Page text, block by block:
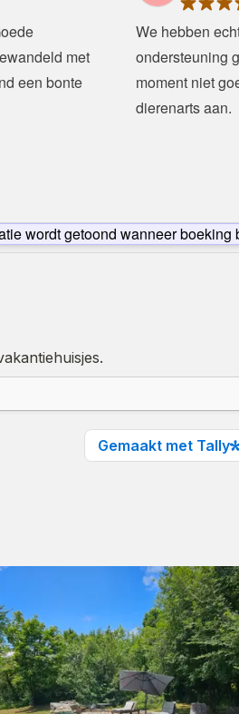
met
een bonte
We hebben
ondersteuning
moment niet
dierenarts aan.
wordt getoond wanneer boeking